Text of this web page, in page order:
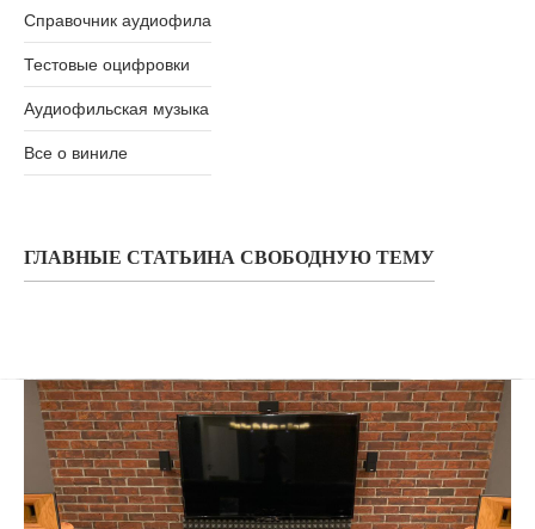
Справочник аудиофила
Тестовые оцифровки
Аудиофильская музыка
Все о виниле
ГЛАВНЫЕ СТАТЬИНА СВОБОДНУЮ ТЕМУ